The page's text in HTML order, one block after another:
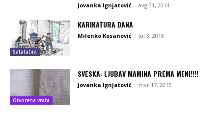
Jovanka Ignjatović - avg 31, 2014
Satatatira
KARIKATURA DANA
Milenko Kosanović - jul 3, 2018
Otvorena vrata
SVESKA: LJUBAV MAMINA PREMA MENI!!!!
Jovanka Ignjatović - mar 17, 2015